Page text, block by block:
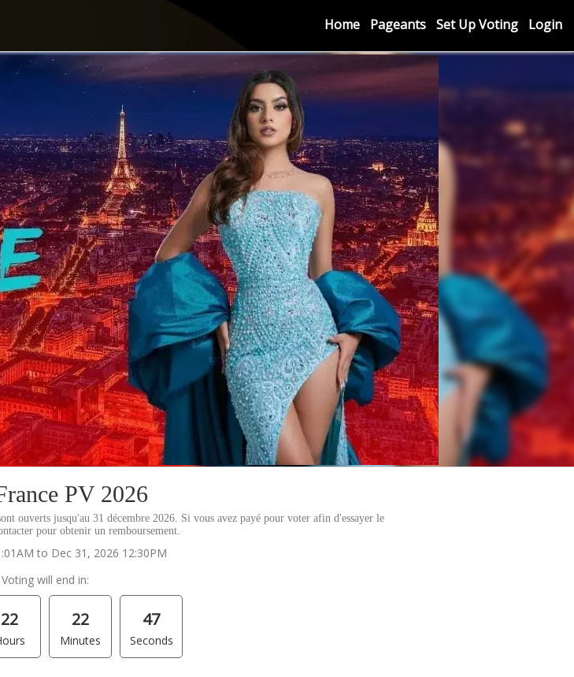
Home Pageants Set Up Voting Login
PV 2026
ouverts jusqu'au 31 décembre 2026. Si vous avez payé pour voter afin d'essayer le
pour obtenir un remboursement.
to Dec 31, 2026 12:30PM
Voting will end in:
22 22
Minutes
46
Seconds